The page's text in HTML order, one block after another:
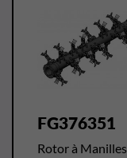
FG376351
Rotor à Manilles